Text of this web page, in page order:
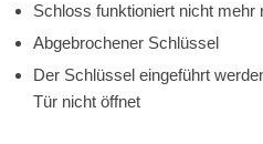
Schloss funktioniert nicht mehr
Abgebrochener Schlüssel
Der Schlüssel eingeführt
Tür nicht öffnet